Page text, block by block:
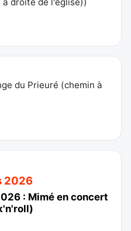
du Prieuré (chemin à
2026
: Mimé en concert